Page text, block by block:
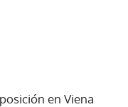
en Viena